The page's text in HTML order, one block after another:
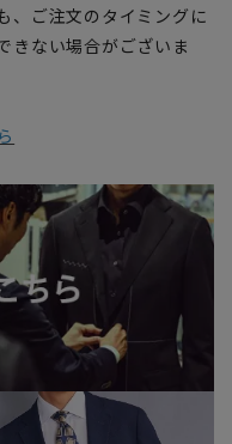
、ご注文のタイミングに
きない場合がございま